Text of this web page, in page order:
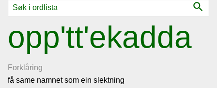
search
opp'tt'ekadda
Forklåring
få same namnet som ein slektning
Ordliste
Om
vallemålet